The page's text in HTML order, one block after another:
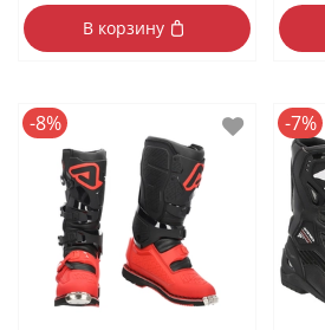
В корзину
-8% -7%